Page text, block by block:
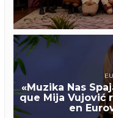
«Muzika Nas
que Mija Vujović
en